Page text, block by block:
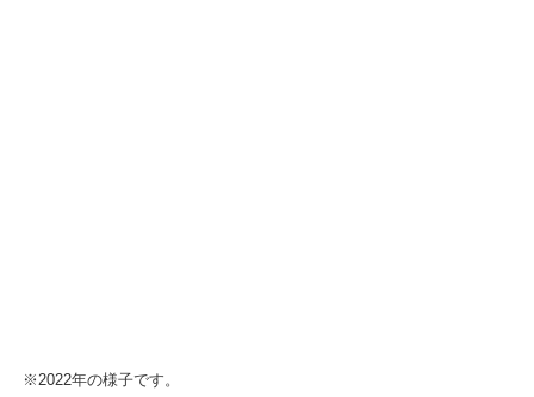
※2022年の様子です。